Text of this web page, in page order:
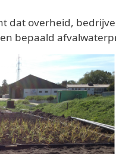
dat overheid,
bepaald